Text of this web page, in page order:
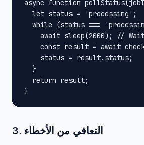
async function
  let status = 'processing';
while (status ===
await sleep(2000); //
const result = await
    status = result.status;
  }
  return result;
}
3. التعافي من الأخطاء